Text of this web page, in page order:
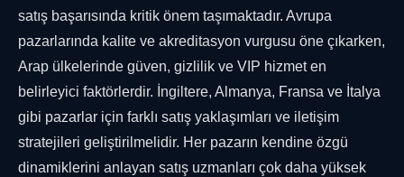
satış başarısında kritik önem taşımaktadır. Avrupa
pazarlarında kalite ve akreditasyon vurgusu öne çıkarken,
Arap ülkelerinde güven, gizlilik ve VIP hizmet en
belirleyici faktörlerdir. İngiltere, Almanya, Fransa ve İtalya
gibi pazarlar için farklı satış yaklaşımları ve iletişim
stratejileri geliştirilmelidir. Her pazarın kendine özgü
dinamiklerini anlayan satış uzmanları çok daha yüksek